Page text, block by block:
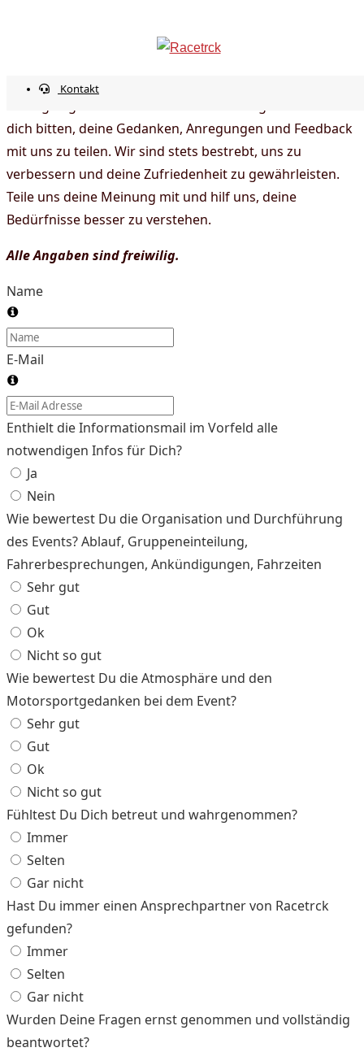
Kontakt
Feedbackbogen zum
Pitbiketraining Cheb
dich bitten, deine Gedanken, Anregungen und Feedback
mit uns zu teilen. Wir sind stets bestrebt, uns zu
verbessern und deine Zufriedenheit zu gewährleisten.
Teile uns deine Meinung mit und hilf uns, deine
Bedürfnisse besser zu verstehen.
Alle Angaben sind freiwilig.
Name
E-Mail
Enthielt die Informationsmail im Vorfeld alle
notwendigen Infos für Dich?
Ja
Nein
Wie bewertest Du die Organisation und Durchführung
des Events? Ablauf, Gruppeneinteilung,
Fahrerbesprechungen, Ankündigungen, Fahrzeiten
Sehr gut
Gut
Ok
Nicht so gut
Wie bewertest Du die Atmosphäre und den
Motorsportgedanken bei dem Event?
Sehr gut
Gut
Ok
Nicht so gut
Fühltest Du Dich betreut und wahrgenommen?
Immer
Selten
Gar nicht
Hast Du immer einen Ansprechpartner von Racetrck
gefunden?
Immer
Selten
Gar nicht
Wurden Deine Fragen ernst genommen und vollständig
beantwortet?